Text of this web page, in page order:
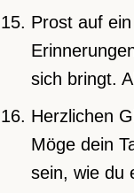
Prost auf
sich bringt.
Herzlichen
Möge dein
sein, wie du